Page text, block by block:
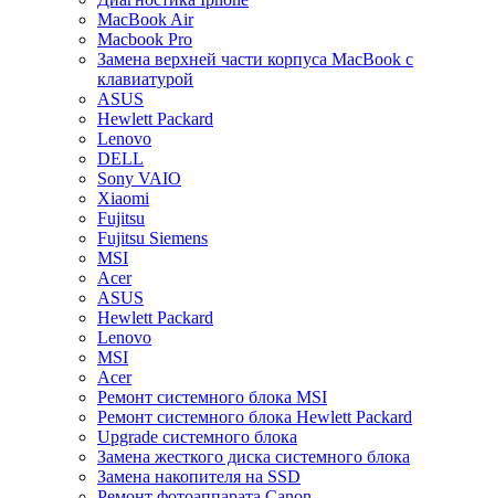
MacBook Air
Macbook Pro
Замена верхней части корпуса MacBook с
клавиатурой
ASUS
Hewlett Packard
Lenovo
DELL
Sony VAIO
Xiaomi
Fujitsu
Fujitsu Siemens
MSI
Acer
ASUS
Hewlett Packard
Lenovo
MSI
Acer
Ремонт системного блока MSI
Ремонт системного блока Hewlett Packard
Upgrade системного блока
Замена жесткого диска системного блока
Замена накопителя на SSD